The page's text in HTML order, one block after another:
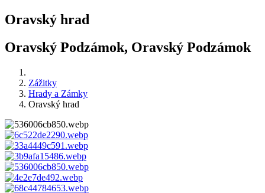
Oravský hrad
Oravský Podzámok, Oravský Podzámok
Zážitky
Hrady a Zámky
Oravský hrad